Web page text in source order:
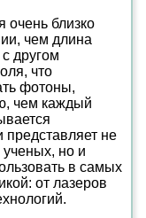
очень близко
чем длина
другом
что
фотоны,
чем каждый
представляет не
ученых, но и
в самых
от лазеров